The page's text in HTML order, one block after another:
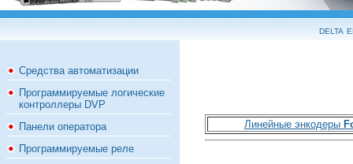
delta
Средства автоматизации
Программируемые логические
контроллеры DVP
Панели оператора
Программируемые реле
Линейные энкодеры